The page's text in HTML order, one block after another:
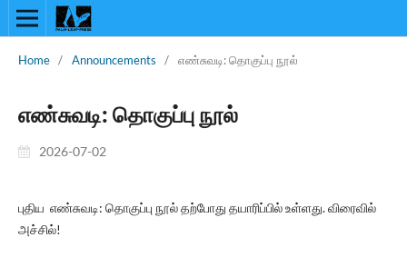
Home / Announcements / எண்சுவடி: தொகுப்பு நூல்
எண்சுவடி: தொகுப்பு நூல்
2026-07-02
புதிய எண்சுவடி: தொகுப்பு நூல் தற்போது தயாரிப்பில் உள்ளது. விரைவில்
அச்சில்!